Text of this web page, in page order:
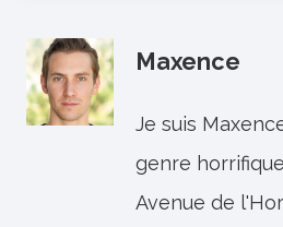
Maxence
Je suis
genre
Avenue de